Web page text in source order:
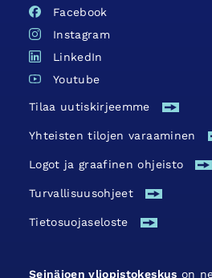
Facebook
Instagram
LinkedIn
Youtube
Tilaa uutiskirjeemme
Yhteisten tilojen varaaminen
Logot ja graafinen ohjeisto
Turvallisuus­ohjeet
Tietosuojaseloste
Seinäjoen yliopistokeskus on